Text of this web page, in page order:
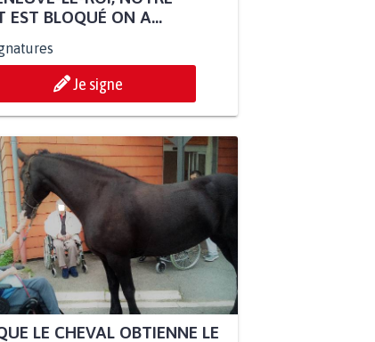
EST BLOQUÉ ON A...
Je signe
LE CHEVAL OBTIENNE LE